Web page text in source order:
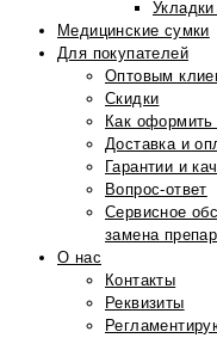
Медицинские сумки
Для покупателей
Оптовым
Скидки
Как оформить
Доставка и
Гарантии и
Вопрос-ответ
Сервисное
замена
О нас
Контакты
Реквизиты